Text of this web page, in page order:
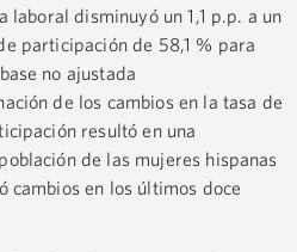
disminuyó un 1,1 p.p. a un
participación de 58,1 % para
no ajustada
de los cambios en la tasa de
resultó en una
de las mujeres hispanas
cambios en los últimos doce